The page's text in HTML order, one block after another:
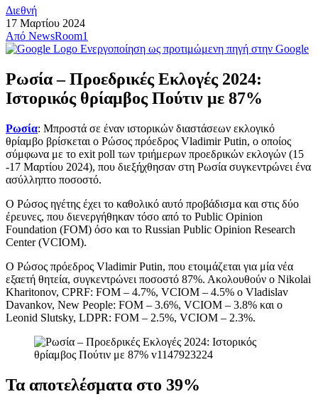
Διεθνή
17 Μαρτίου 2024
Από NewsRoom1
Ενεργοποίηση ως προτιμώμενη πηγή στην Google
Ρωσία – Προεδρικές Εκλογές 2024:
Ιστορικός θρίαμβος Πούτιν με 87%
Ρωσία: Μπροστά σε έναν ιστορικών διαστάσεων εκλογικό
θρίαμβο βρίσκεται ο Ρώσος πρόεδρος Vladimir Putin, ο οποίος
σύμφωνα με το exit poll των τριήμερων προεδρικών εκλογών (15
-17 Μαρτίου 2024), που διεξήχθησαν στη Ρωσία συγκεντρώνει ένα
ασύλληπτο ποσοστό.
Ο Ρώσος ηγέτης έχει το καθολικό αυτό προβάδισμα και στις δύο
έρευνες, που διενεργήθηκαν τόσο από το Public Opinion
Foundation (FOM) όσο και το Russian Public Opinion Research
Center (VCIOM).
Ο Ρώσος πρόεδρος Vladimir Putin, που ετοιμάζεται για μία νέα
εξαετή θητεία, συγκεντρώνει ποσοστό 87%. Ακολουθούν ο Nikolai
Kharitonov, CPRF: FOM – 4.7%, VCIOM – 4.5% ο Vladislav
Davankov, New Peοple: FOM – 3.6%, VCIOM – 3.8% και ο
Leonid Slutsky, LDPR: FOM – 2.5%, VCIOM – 2.3%.
Τα αποτελέσματα στο 39%